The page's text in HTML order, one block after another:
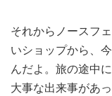
それからノースフ
いショップから、
んだよ。旅の途中
大事な出来事があ